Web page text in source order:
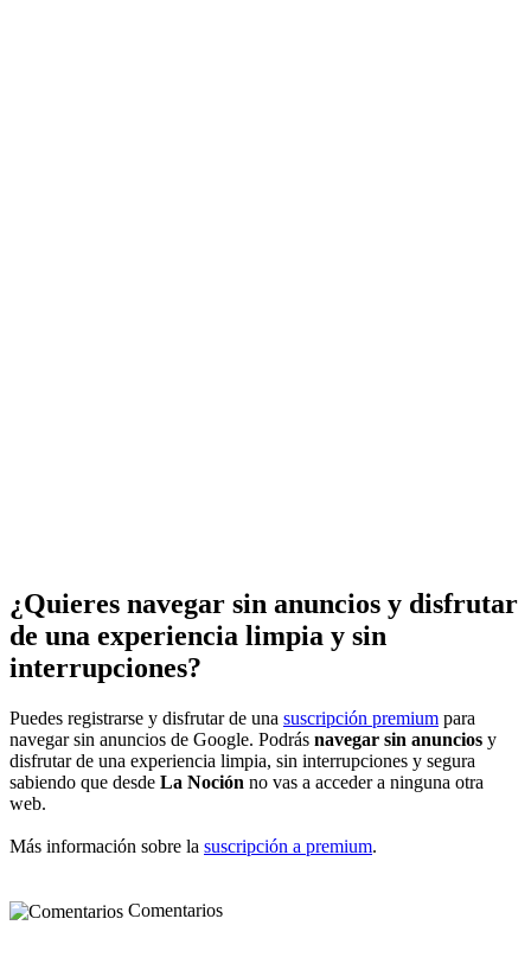
¿Quieres navegar sin anuncios y disfrutar
de una experiencia limpia y sin
interrupciones?
Puedes registrarse y disfrutar de una suscripción premium para
navegar sin anuncios de Google. Podrás navegar sin anuncios y
disfrutar de una experiencia limpia, sin interrupciones y segura
sabiendo que desde La Noción no vas a acceder a ninguna otra
web.
Más información sobre la suscripción a premium.
Comentarios